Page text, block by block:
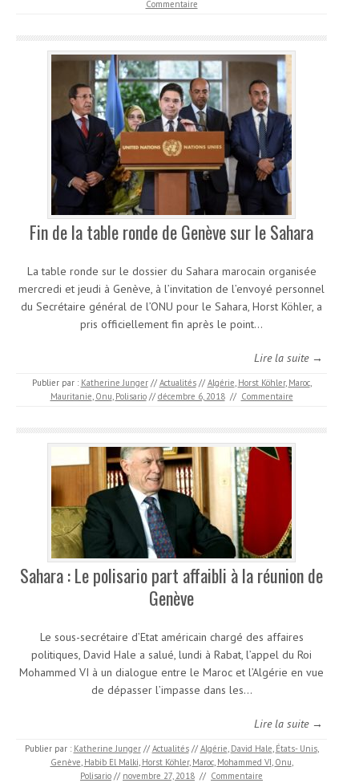
Commentaire
Fin de la table ronde de Genève sur le Sahara
La table ronde sur le dossier du Sahara marocain organisée
mercredi et jeudi à Genève, à l’invitation de l’envoyé personnel
du Secrétaire général de l’ONU pour le Sahara, Horst Köhler, a
pris officiellement fin après le point…
Lire la suite →
Publier par : Katherine Junger // Actualités // Algérie, Horst Köhler, Maroc,
Mauritanie, Onu, Polisario // décembre 6, 2018 // Commentaire
Sahara : Le polisario part affaibli à la réunion de
Genève
Le sous-secrétaire d’Etat américain chargé des affaires
politiques, David Hale a salué, lundi à Rabat, l’appel du Roi
Mohammed VI à un dialogue entre le Maroc et l’Algérie en vue
de dépasser l’impasse dans les…
Lire la suite →
Publier par : Katherine Junger // Actualités // Algérie, David Hale, États- Unis,
Genève, Habib El Malki, Horst Köhler, Maroc, Mohammed VI, Onu,
Polisario // novembre 27, 2018 // Commentaire